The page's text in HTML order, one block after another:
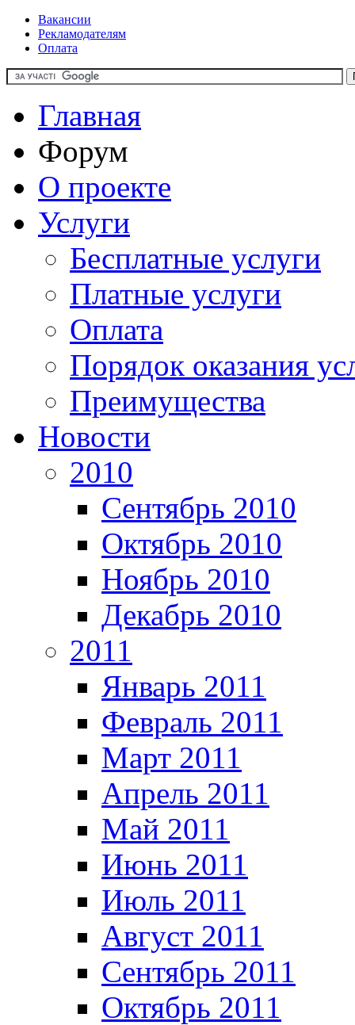
Вакансии
Рекламодателям
Оплата
Главная
Форум
О проекте
Услуги
Бесплатные услуги
Платные услуги
Оплата
Порядок оказания
Преимущества
Новости
2010
Сентябрь 2010
Октябрь 2010
Ноябрь 2010
Декабрь 2010
2011
Январь 2011
Февраль 2011
Март 2011
Апрель 2011
Май 2011
Июнь 2011
Июль 2011
Август 2011
Сентябрь 2011
Октябрь 2011